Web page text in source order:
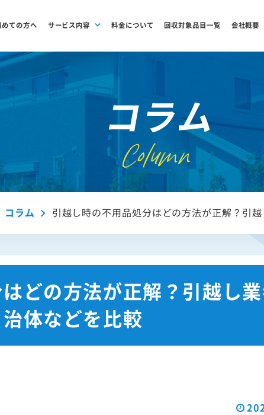
めての方へ サービス内容 料金について 回収対象品目一覧 会社概要
コラム
Column
コラム 引越し時の不用品処分はどの方法が正解？引
どの方法が正解？引越し
体などを比較